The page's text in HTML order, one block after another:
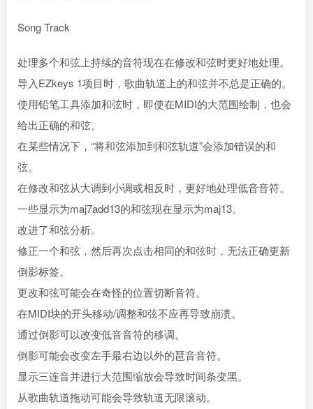
Song Track
处理多个和弦上持续的音符现在在修改和弦时更好地处理。
导入EZkeys 1项目时，歌曲轨道上的和弦并不总是正确的。
使用铅笔工具添加和弦时，即使在MIDI的大范围绘制，也会
给出正确的和弦。
在某些情况下，“将和弦添加到和弦轨道”会添加错误的和
弦。
在修改和弦从大调到小调或相反时，更好地处理低音音符。
一些显示为maj7add13的和弦现在显示为maj13。
改进了和弦分析。
修正一个和弦，然后再次点击相同的和弦时，无法正确更新
倒影标签。
更改和弦可能会在奇怪的位置切断音符。
在MIDI块的开头移动/调整和弦不应再导致崩溃。
通过倒影可以改变低音音符的移调。
倒影可能会改变左手最右边以外的琶音音符。
显示三连音并进行大范围缩放会导致时间条变黑。
从歌曲轨道拖动可能会导致轨道无限滚动。